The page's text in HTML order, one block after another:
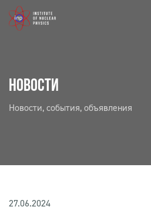
НОВОСТИ
Новости, события, объявления
27.06.2024